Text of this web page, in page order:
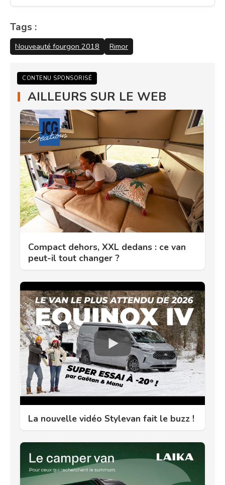
Tags :
Nouveauté fourgon 2018 Rimor
CONTENU SPONSORISÉ
AILLEURS SUR LE WEB
Compact dehors, XXL dedans : ce van
peut-il tout changer ?
La nouvelle vidéo Stylevan fait le buzz !